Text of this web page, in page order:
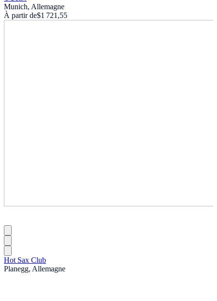
Munich, Allemagne
À partir de$1 721,55
Hot Sax Club
Planegg, Allemagne